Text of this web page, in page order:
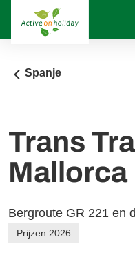
Spanje
Trans
Mallorca
Bergroute GR 221 en
Prijzen 2026